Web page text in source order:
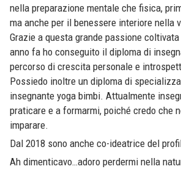
nella preparazione mentale che fisica,
ma anche per il benessere interiore nella
Grazie a questa grande passione
anno fa ho conseguito il diploma di
percorso di crescita personale e
Possiedo inoltre un diploma di
insegnante yoga bimbi. Attualmente
praticare e a formarmi, poiché credo che
imparare.
Dal 2018 sono anche co-ideatrice del
Ah dimenticavo…adoro perdermi nella